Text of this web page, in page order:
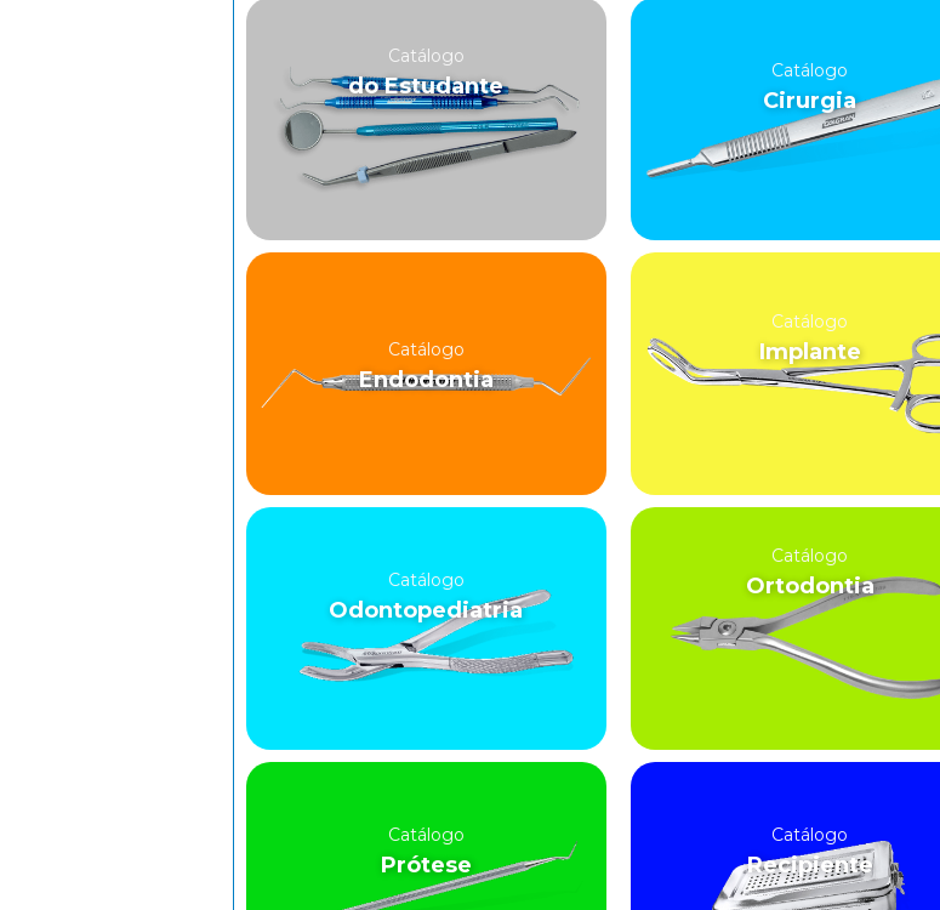
Catálogo
do Estudante
Catálogo
Cirurgia
Catálogo
Endodontia
Catálogo
Implante
Catálogo
Odontopediatria
Catálogo
Ortodontia
Catálogo
Prótese
Catálogo
Recipiente